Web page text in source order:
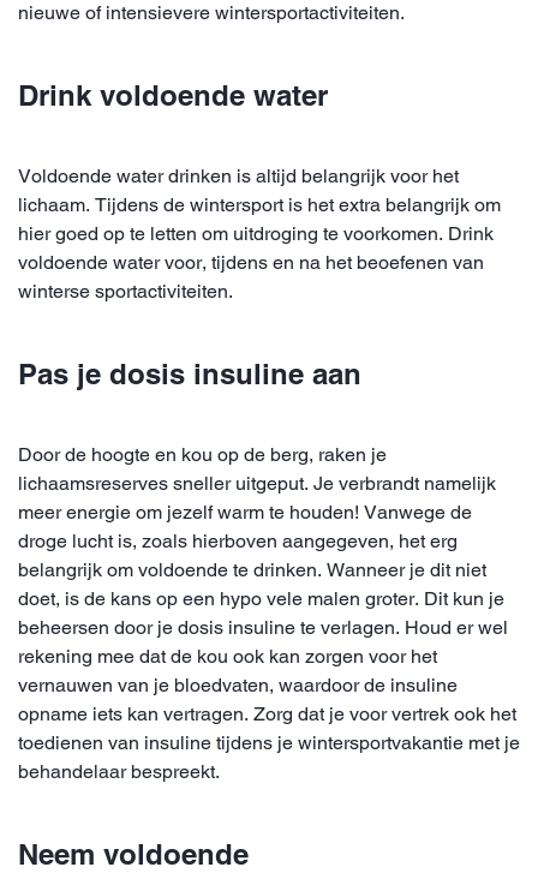
nieuwe of intensievere wintersportactiviteiten.
Drink voldoende water
Voldoende water drinken is altijd belangrijk voor het
lichaam. Tijdens de wintersport is het extra belangrijk om
hier goed op te letten om uitdroging te voorkomen. Drink
voldoende water voor, tijdens en na het beoefenen van
winterse sportactiviteiten.
Pas je dosis insuline aan
Door de hoogte en kou op de berg, raken je
lichaamsreserves sneller uitgeput. Je verbrandt namelijk
meer energie om jezelf warm te houden! Vanwege de
droge lucht is, zoals hierboven aangegeven, het erg
belangrijk om voldoende te drinken. Wanneer je dit niet
doet, is de kans op een hypo vele malen groter. Dit kun je
beheersen door je dosis insuline te verlagen. Houd er wel
rekening mee dat de kou ook kan zorgen voor het
vernauwen van je bloedvaten, waardoor de insuline
opname iets kan vertragen. Zorg dat je voor vertrek ook het
toedienen van insuline tijdens je wintersportvakantie met je
behandelaar bespreekt.
Neem voldoende